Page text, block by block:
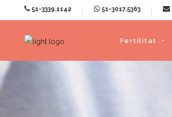
51-3339.1142 51-3017.5363
Fertilitat